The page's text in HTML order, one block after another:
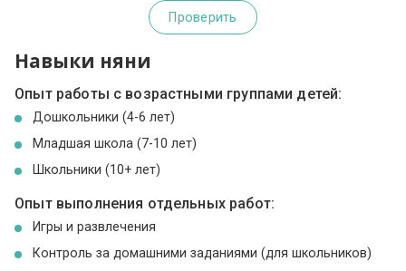
Проверить
Навыки няни
Опыт работы с возрастными группами детей:
Дошкольники (4-6 лет)
Младшая школа (7-10 лет)
Школьники (10+ лет)
Опыт выполнения отдельных работ:
Игры и развлечения
Контроль за домашними заданиями (для школьников)